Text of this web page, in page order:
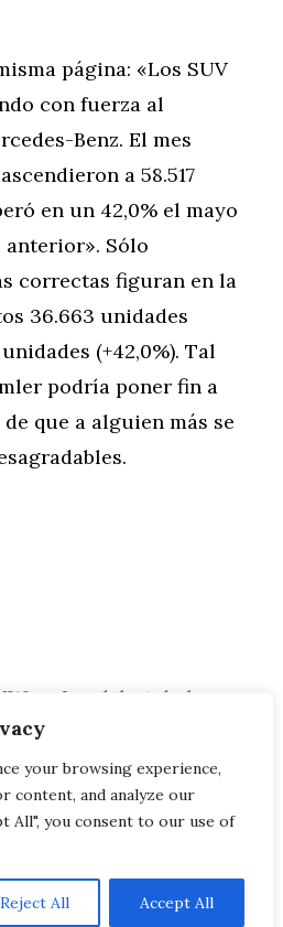
your browsing experience,
content, and analyze our
All", you consent to our use of
Reject All Accept All
página: «Los SUV
con fuerza al
Benz. El mes
a 58.517
en un 42,0% el mayo
Sólo
correctas figuran en la
36.663 unidades
unidades (+42,0%). Tal
podría poner fin a
que a alguien más se
en Landshut da la
nuevos empleados
Robertson, jefe
está preocupado
DE PRIVACIDAD, COOKIES